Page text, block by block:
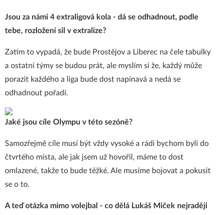
Jsou za námi 4 extraligová kola - dá se odhadnout, podle
tebe, rozložení sil v extralize?
Zatím to vypadá, že bude Prostějov a Liberec na čele tabulky
a ostatní týmy se budou prát, ale myslím si že, každý může
porazit každého a liga bude dost napínavá a nedá se
odhadnout pořadí.
Jaké jsou cíle Olympu v této sezóně?
Samozřejmě cíle musí být vždy vysoké a rádi bychom byli do
čtvrtého místa, ale jak jsem už hovořil, máme to dost
omlazené, takže to bude těžké. Ale musíme bojovat a pokusit
se o to.
A teď otázka mimo volejbal - co dělá Lukáš Miček nejraději